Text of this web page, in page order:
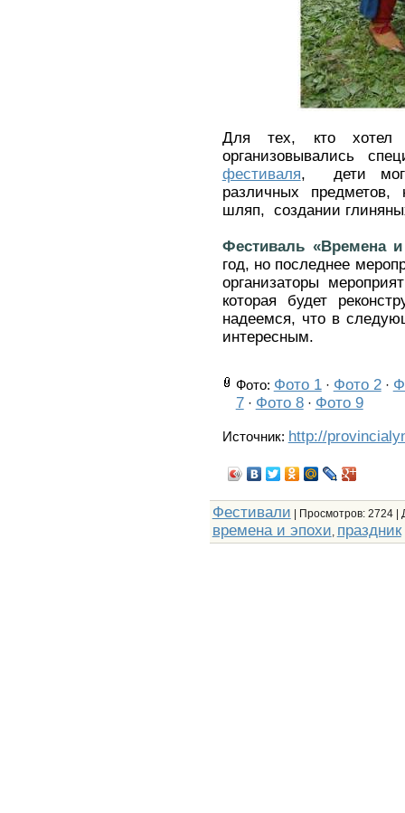
Для тех, кто хотел
организовывались
фестиваля, дети
различных
шляп, создании
Фестиваль «Времена
год, но последнее
организаторы
которая будет
надеемся, что в
интересным.
Фото: Фото 1· Фото 2·
7· Фото 8· Фото 9
Источник: http://
Фестивали | Просмотров: 2724 |
времена и эпохи праздник